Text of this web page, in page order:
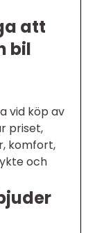
att
bil
vid köp av
priset,
komfort,
och